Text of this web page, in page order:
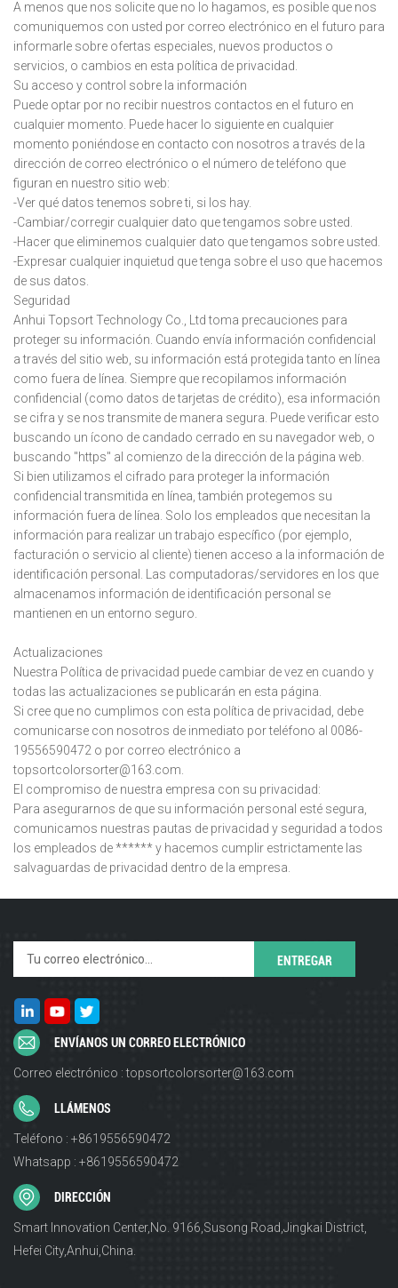
A menos que nos solicite que no lo hagamos, es posible que nos
comuniquemos con usted por correo electrónico en el futuro para
informarle sobre ofertas especiales, nuevos productos o
servicios, o cambios en esta política de privacidad.
Su acceso y control sobre la información
Puede optar por no recibir nuestros contactos en el futuro en
cualquier momento. Puede hacer lo siguiente en cualquier
momento poniéndose en contacto con nosotros a través de la
dirección de correo electrónico o el número de teléfono que
figuran en nuestro sitio web:
-Ver qué datos tenemos sobre ti, si los hay.
-Cambiar/corregir cualquier dato que tengamos sobre usted.
-Hacer que eliminemos cualquier dato que tengamos sobre usted.
-Expresar cualquier inquietud que tenga sobre el uso que hacemos
de sus datos.
Seguridad
Anhui Topsort Technology Co., Ltd toma precauciones para
proteger su información. Cuando envía información confidencial
a través del sitio web, su información está protegida tanto en línea
como fuera de línea. Siempre que recopilamos información
confidencial (como datos de tarjetas de crédito), esa información
se cifra y se nos transmite de manera segura. Puede verificar esto
buscando un ícono de candado cerrado en su navegador web, o
buscando "https" al comienzo de la dirección de la página web.
Si bien utilizamos el cifrado para proteger la información
confidencial transmitida en línea, también protegemos su
información fuera de línea. Solo los empleados que necesitan la
información para realizar un trabajo específico (por ejemplo,
facturación o servicio al cliente) tienen acceso a la información de
identificación personal. Las computadoras/servidores en los que
almacenamos información de identificación personal se
mantienen en un entorno seguro.
Actualizaciones
Nuestra Política de privacidad puede cambiar de vez en cuando y
todas las actualizaciones se publicarán en esta página.
Si cree que no cumplimos con esta política de privacidad, debe
comunicarse con nosotros de inmediato por teléfono al 0086-
19556590472 o por correo electrónico a
topsortcolorsorter@163.com.
El compromiso de nuestra empresa con su privacidad:
Para asegurarnos de que su información personal esté segura,
comunicamos nuestras pautas de privacidad y seguridad a todos
los empleados de ****** y hacemos cumplir estrictamente las
salvaguardas de privacidad dentro de la empresa.
ENVÍANOS UN CORREO ELECTRÓNICO
Correo electrónico : topsortcolorsorter@163.com
LLÁMENOS
Teléfono : +8619556590472
Whatsapp : +8619556590472
DIRECCIÓN
Smart Innovation Center,No. 9166,Susong Road,Jingkai District,
Hefei City,Anhui,China.